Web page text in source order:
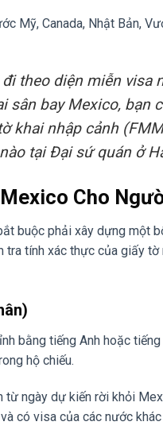
Mỹ, Canada, Nhật Bản,
theo diện miễn visa
sân bay Mexico, bạn
khai nhập cảnh
tại Đại sứ quán ở
Cho
buộc phải xây dựng một
tính xác thực của giấy
bằng tiếng Anh hoặc
hộ chiếu.
từ ngày dự kiến rời khỏi
có visa của các nước khác